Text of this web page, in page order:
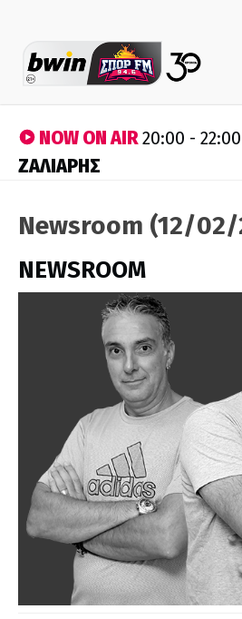
NOW ON AIR20:00 -
ΖΑΛΙΑΡΗΣ
Newsroom (12/
NEWSROOM